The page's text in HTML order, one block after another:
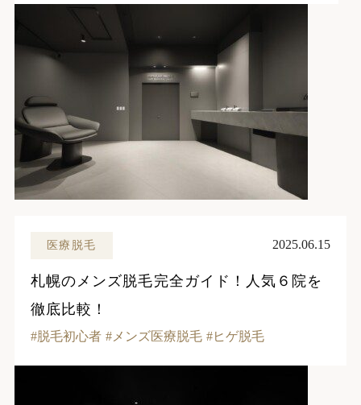
医療脱毛 2025.06.15
札幌のメンズ脱毛完全ガイド！人気６院を
徹底比較！
脱毛初心者 メンズ医療脱毛 ヒゲ脱毛